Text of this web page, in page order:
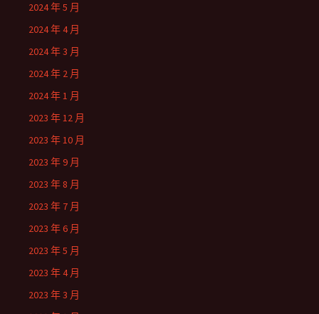
2024 年 5 月
2024 年 4 月
2024 年 3 月
2024 年 2 月
2024 年 1 月
2023 年 12 月
2023 年 10 月
2023 年 9 月
2023 年 8 月
2023 年 7 月
2023 年 6 月
2023 年 5 月
2023 年 4 月
2023 年 3 月